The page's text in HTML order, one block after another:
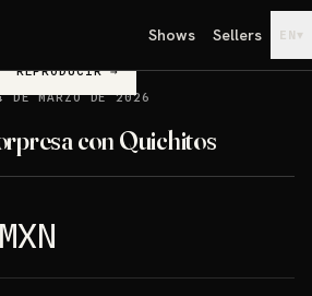
Shows Sellers EN ▾
REPRODUCIR→
DE MARZO DE 2026
con Quichitos